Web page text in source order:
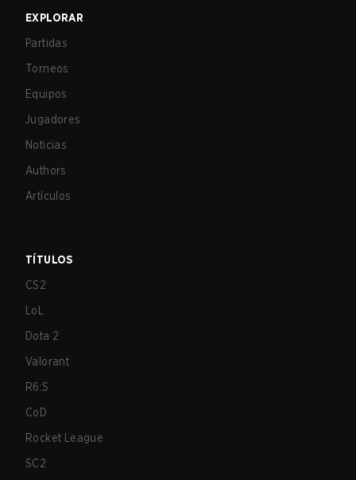
EXPLORAR
Partidas
Torneos
Equipos
Jugadores
Noticias
Authors
Artículos
TÍTULOS
CS2
LoL
Dota 2
Valorant
R6:S
CoD
Rocket League
SC2